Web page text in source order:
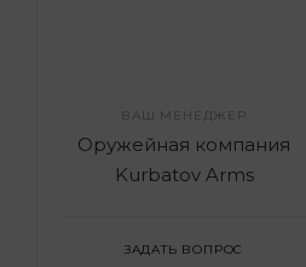
ВАШ МЕНЕДЖЕР
Оружейная компания
Kurbatov Arms
ЗАДАТЬ ВОПРОС